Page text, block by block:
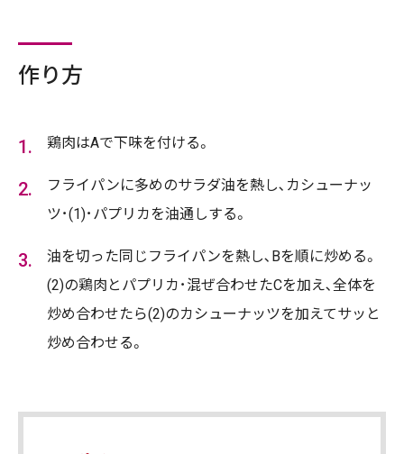
作り方
鶏肉はAで下味を付ける。
フライパンに多めのサラダ油を熱し､カシューナッ
ツ･(1)･パプリカを油通しする。
油を切った同じフライパンを熱し､Bを順に炒める。
(2)の鶏肉とパプリカ･混ぜ合わせたCを加え､全体を
炒め合わせたら(2)のカシューナッツを加えてサッと
炒め合わせる。